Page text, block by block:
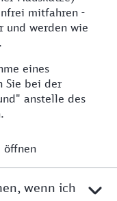
mitfahren -
und werden wie
eines
Sie bei der
anstelle des
öffnen
wenn ich